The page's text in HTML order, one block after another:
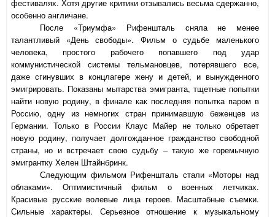
фестивалях. Хотя другие критики отзывались весьма сдержанно,
особенно англичане.
После «Триумфа» Рифеншталь сняла не менее
талантливый «День свободы». Фильм о судьбе маленького
человека, простого рабочего попавшего под удар
коммунистической системы тельмановцев, потерявшего все,
даже сгинувших в концлагере жену и детей, и вынужденного
эмигрировать. Показаны мытарства эмигранта, тщетные попытки
найти новую родину, в финале как последняя попытка паром в
Россию, одну из немногих стран принимавшую беженцев из
Германии. Только в России Клаус Майер не только обретает
новую родину, получает долгожданное гражданство свободной
страны, но и встречает свою судьбу – такую же горемычную
эмигрантку Хелен Штайнбринк.
Следующим фильмом Рифеншталь стали «Моторы над
облаками». Оптимистичный фильм о военных летчиках.
Красивые русские волевые лица героев. Масштабные съемки.
Сильные характеры. Серьезное отношение к музыкальному